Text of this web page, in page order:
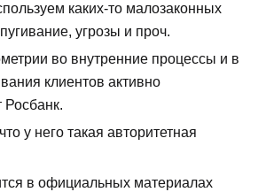
каких-то малозаконных
угрозы и проч.
во внутренние процессы и в
клиентов активно
Росбанк.
у него такая авторитетная
в официальных материалах